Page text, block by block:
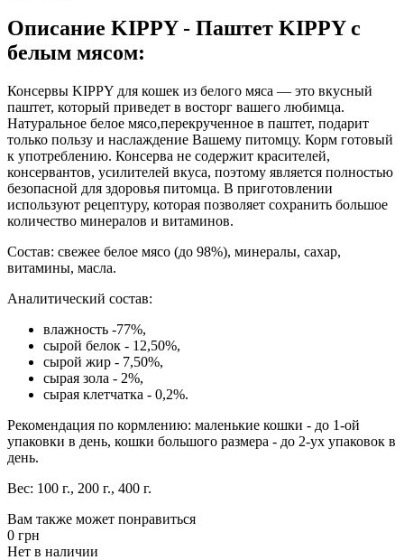
Описание KIPPY - Паштет KIPPY с
белым мясом:
Консервы KIPPY для кошек из белого мяса ― это вкусный
паштет, который приведет в восторг вашего любимца.
Натуральное белое мясо,перекрученное в паштет, подарит
только пользу и наслаждение Вашему питомцу. Корм готовый
к употреблению. Консерва не содержит красителей,
консервантов, усилителей вкуса, поэтому является полностью
безопасной для здоровья питомца. В приготовлении
используют рецептуру, которая позволяет сохранить большое
количество минералов и витаминов.
Состав: свежее белое мясо (до 98%), минералы, сахар,
витамины, масла.
Аналитический состав:
влажность -77%,
сырой белок - 12,50%,
сырой жир - 7,50%,
сырая зола - 2%,
сырая клетчатка - 0,2%.
Рекомендация по кормлению: маленькие кошки - до 1-ой
упаковки в день, кошки большого размера - до 2-ух упаковок в
день.
Вес: 100 г., 200 г., 400 г.
Вам также может понравиться
0 грн
Нет в наличии